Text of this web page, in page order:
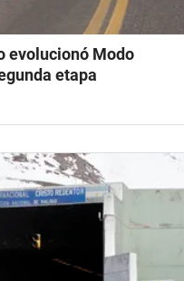
evolucionó Modo
etapa